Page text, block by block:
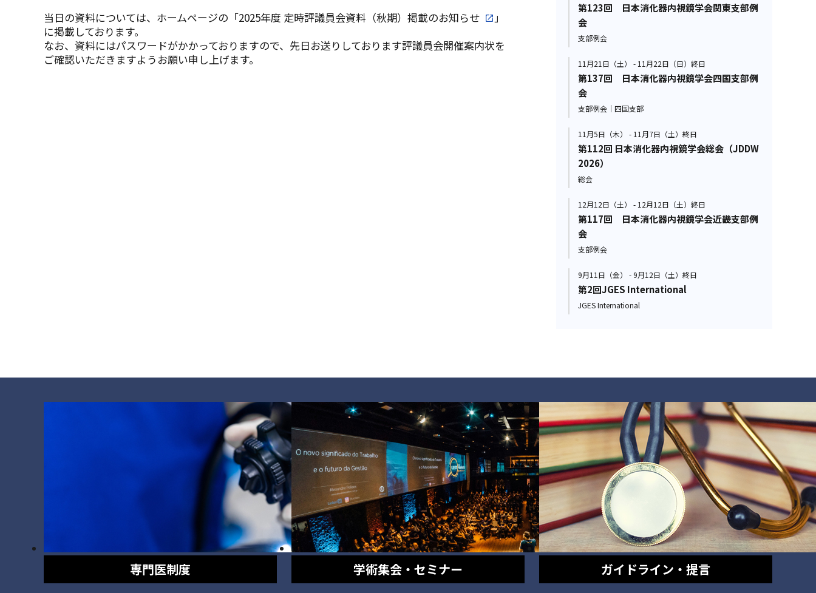
当日の資料については、ホームページの「2025年度 定時評議員会資料（秋期）掲載のお知らせ
」
に掲載しております。
なお、資料にはパスワードがかかっておりますので、先日お送りしております評議員会開催案内状を
ご確認いただきますようお願い申し上げます。
第123回 日本消化器内視鏡学会関東支部例
会
支部例会
11月21日（土） - 11月22日（日）終日
第137回 日本消化器内視鏡学会四国支部例
会
支部例会｜四国支部
11月5日（木） - 11月7日（土）終日
第112回 日本消化器内視鏡学会総会（JDDW
2026）
総会
12月12日（土） - 12月12日（土）終日
第117回 日本消化器内視鏡学会近畿支部例
会
支部例会
9月11日（金） - 9月12日（土）終日
第2回JGES International
JGES International
専門医制度 学術集会・セミナー ガイドライン・提言